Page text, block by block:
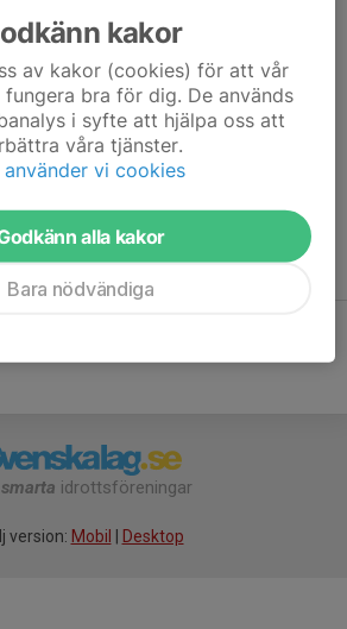
med start 6 maj.
finns längst ner på denna sida eller
i menyn.
med oss så är du självklart välkommen
Fyll gärna i detta formulär.
smarta idrottsföreningar
version: Mobil Desktop
kakor
av kakor (cookies) för att vår
bra för dig. De används
i syfte att hjälpa oss att
våra tjänster.
använder vi cookies
alla kakor
Bara nödvändiga